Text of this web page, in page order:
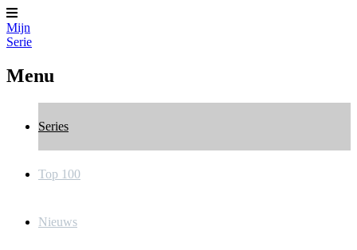
Mijn
Serie
Menu
Series
Top 100
Nieuws